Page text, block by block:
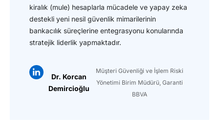
kiralık (mule) hesaplarla mücadele ve yapay zeka
destekli yeni nesil güvenlik mimarilerinin
bankacılık süreçlerine entegrasyonu konularında
stratejik liderlik yapmaktadır.
Dr. Korcan
Demircioğlu
Müşteri Güvenliği ve İşlem Riski
Yönetimi Birim Müdürü, Garanti
BBVA